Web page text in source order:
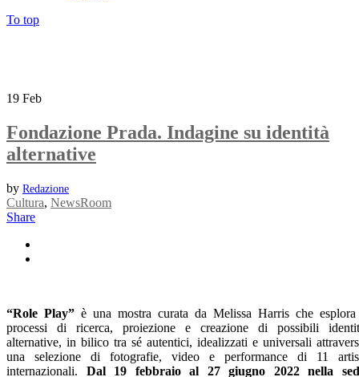
To top
19 Feb
Fondazione Prada. Indagine su identità
alternative
by Redazione
Cultura, NewsRoom
Share
“Role Play” è una mostra curata da Melissa Harris che
processi di ricerca, proiezione e creazione di possibili
alternative, in bilico tra sé autentici, idealizzati e universali
una selezione di fotografie, video e performance di 11
internazionali. Dal 19 febbraio al 27 giugno 2022 nella